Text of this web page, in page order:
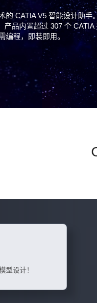
的 CATIA V5 智能设计助
品内置超过 307 个
编程，即装即用。
型设计！